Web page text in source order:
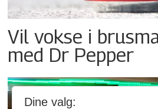
Vil vokse i
med Dr Pepper
Dine valg: